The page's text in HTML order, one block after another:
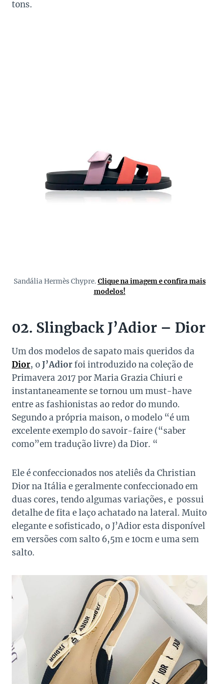
tons.
Sandália Hermès Chypre. Clique na imagem e confira mais
modelos!
02. Slingback J’Adior – Dior
Um dos modelos de sapato mais queridos da
Dior, oJ’Adiorfoi introduzido na coleção de
Primavera 2017 por Maria Grazia Chiuri e
instantaneamente se tornou um must-have
entre as fashionistas ao redor do mundo.
Segundo a própria maison, o modelo “é um
excelente exemplo do savoir-faire (“saber
como”em tradução livre) da Dior. “
Ele é confeccionados nos ateliês da Christian
Dior na Itália e geralmente confeccionado em
duas cores, tendo algumas variações, e possui
detalhe de fita e laço achatado na lateral. Muito
elegante e sofisticado, o J’Adior esta disponível
em versões com salto 6,5m e 10cm e uma sem
salto.